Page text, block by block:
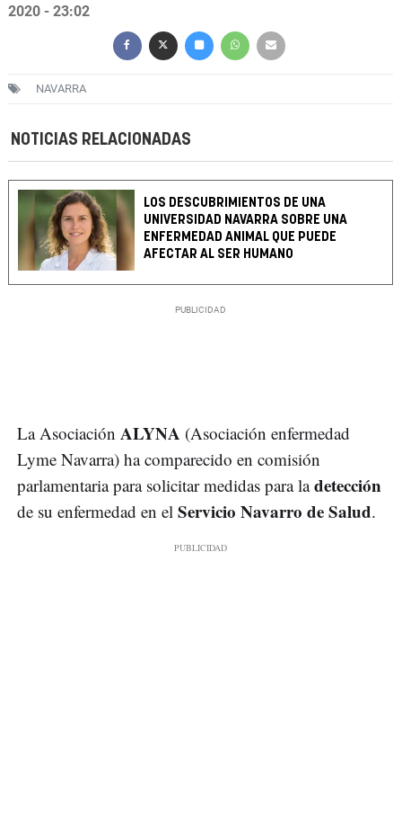
2020 - 23:02
NAVARRA
NOTICIAS RELACIONADAS
LOS DESCUBRIMIENTOS DE UNA
UNIVERSIDAD NAVARRA SOBRE UNA
ENFERMEDAD ANIMAL QUE PUEDE
AFECTAR AL SER HUMANO
La Asociación ALYNA (Asociación enfermedad
Lyme Navarra) ha comparecido en comisión
parlamentaria para solicitar medidas para ladetección
de su enfermedad en el Servicio Navarro de Salud.